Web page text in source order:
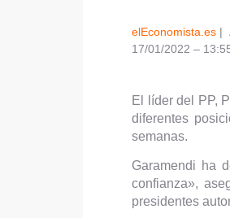
elEconomista.es |
17/01/2022 –
El líder del PP,
diferentes
semanas.
Garamendi ha
confianza»,
presidentes